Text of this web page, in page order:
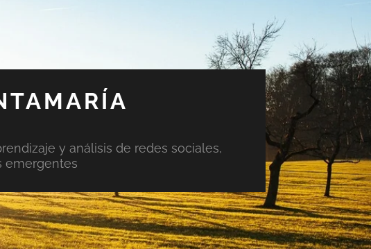
y análisis de redes sociales,
emergentes